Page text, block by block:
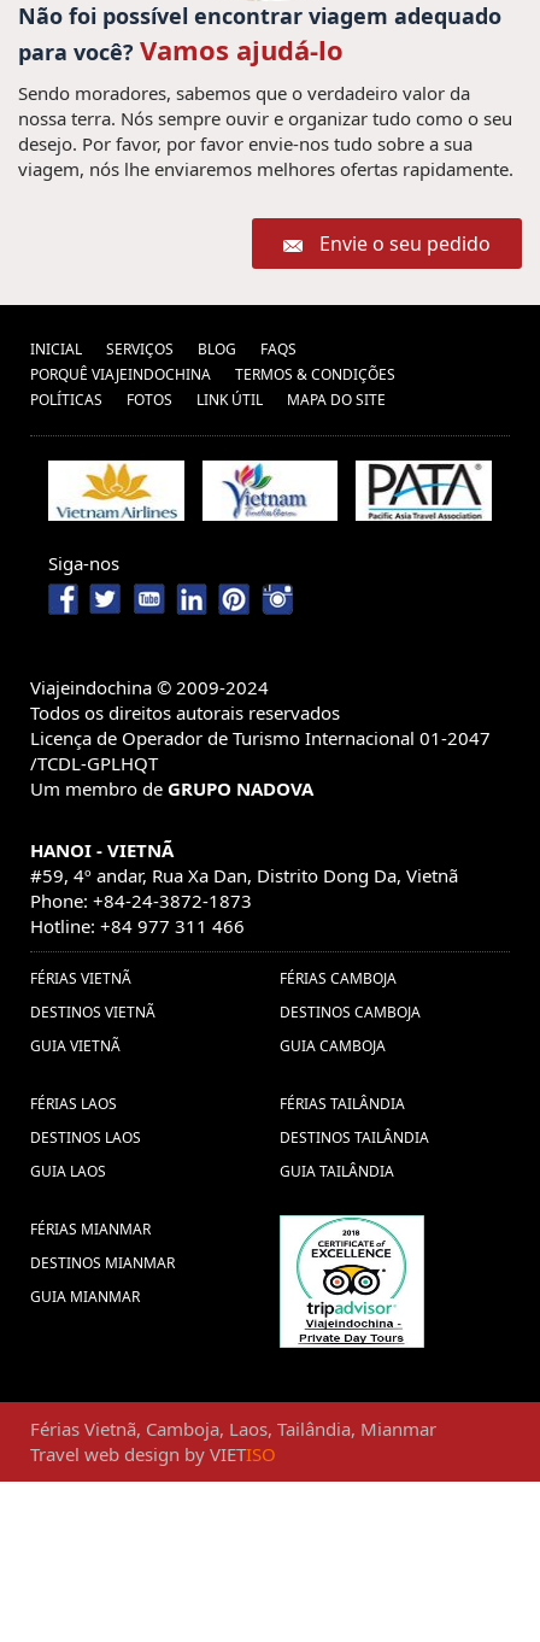
Não foi possível encontrar viagem adequado
para você? Vamos ajudá-lo
Sendo moradores, sabemos que o verdadeiro valor da
nossa terra. Nós sempre ouvir e organizar tudo como o seu
desejo. Por favor, por favor envie-nos tudo sobre a sua
viagem, nós lhe enviaremos melhores ofertas rapidamente.
Envie o seu pedido
INICIAL SERVIÇOS BLOG
FAQS
PORQUÊ VIAJEINDOCHINA
TERMOS & CONDIÇÕES
POLÍTICAS
FOTOS LINK ÚTIL MAPA DO SITE
Siga-nos
Viajeindochina © 2009-2024
Todos os direitos autorais reservados
Licença de Operador de Turismo Internacional 01-2047
/TCDL-GPLHQT
Um membro de GRUPO NADOVA
HANOI - VIETNÃ
#59, 4º andar, Rua Xa Dan, Distrito Dong Da, Vietnã
Phone: +84-24-3872-1873
Hotline: +84 977 311 466
FÉRIAS VIETNÃ
DESTINOS VIETNÃ
GUIA VIETNÃ
FÉRIAS CAMBOJA
DESTINOS CAMBOJA
GUIA CAMBOJA
FÉRIAS LAOS
DESTINOS LAOS
GUIA LAOS
FÉRIAS TAILÂNDIA
DESTINOS TAILÂNDIA
GUIA TAILÂNDIA
FÉRIAS MIANMAR
DESTINOS MIANMAR
GUIA MIANMAR
Férias Vietnã, Camboja, Laos, Tailândia, Mianmar
Travel web design by VIETISO